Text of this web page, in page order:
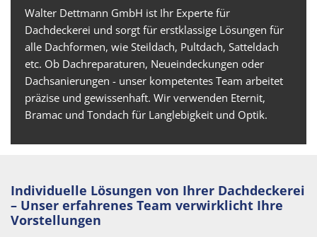
Walter Dettmann GmbH ist Ihr Experte für
Dachdeckerei und sorgt für erstklassige Lösungen für
alle Dachformen, wie Steildach, Pultdach, Satteldach
etc. Ob Dachreparaturen, Neueindeckungen oder
Dachsanierungen - unser kompetentes Team arbeitet
präzise und gewissenhaft. Wir verwenden Eternit,
Bramac und Tondach für Langlebigkeit und Optik.
Individuelle Lösungen von Ihrer Dachdeckerei
– Unser erfahrenes Team verwirklicht Ihre
Vorstellungen